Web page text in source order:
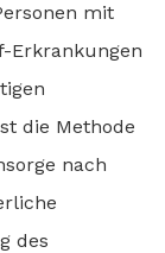
mit
Erkrankungen
die Methode
nach
des